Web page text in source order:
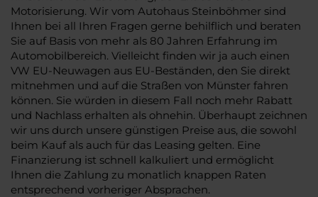
Motorisierung. Wir vom Autohaus Steinböhmer sind
Ihnen bei all Ihren Fragen gerne behilflich und beraten
Sie auf Basis von mehr als 80 Jahren Erfahrung im
Automobilbereich. Vielleicht finden wir ja auch einen
VW EU-Neuwagen aus EU-Beständen, den Sie direkt
mitnehmen und auf die Straßen von Münster fahren
können. Sie würden in diesem Fall noch mehr Rabatt
und Nachlass erhalten als ohnehin. Überhaupt zeichnen
wir uns durch unsere günstigen Preise aus, die sowohl
beim Kauf als auch für das Leasing gelten. Eine
Finanzierung ist schnell kalkuliert und ermöglicht
Ihnen die Zahlung zu monatlich knappen Raten
entsprechend vorheriger Absprachen.